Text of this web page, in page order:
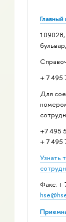
109028,
+ 7 495
Для
+7 495
+ 7 495
Узнать
Факс: +